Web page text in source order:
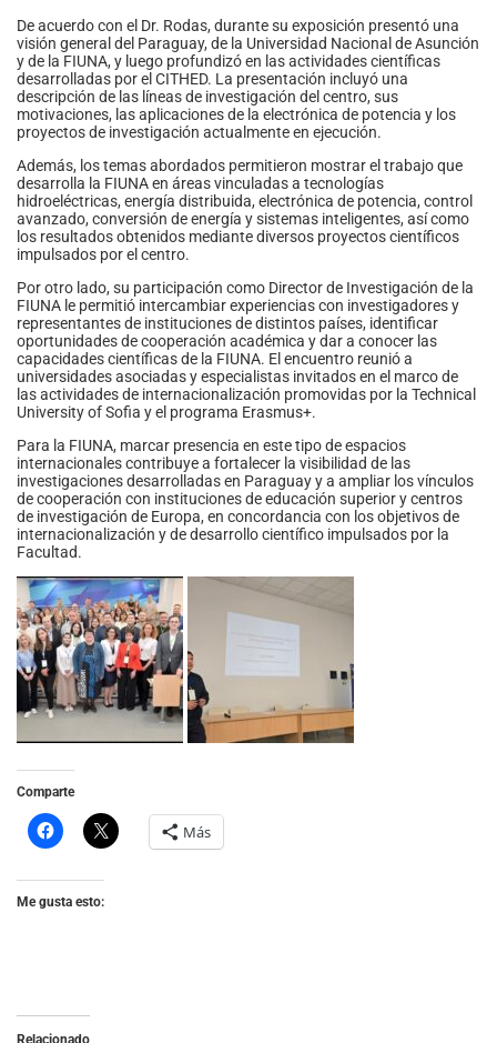
De acuerdo con el Dr. Rodas, durante su exposición presentó una
visión general del Paraguay, de la Universidad Nacional de Asunción
y de la FIUNA, y luego profundizó en las actividades científicas
desarrolladas por el CITHED. La presentación incluyó una
descripción de las líneas de investigación del centro, sus
motivaciones, las aplicaciones de la electrónica de potencia y los
proyectos de investigación actualmente en ejecución.
Además, los temas abordados permitieron mostrar el trabajo que
desarrolla la FIUNA en áreas vinculadas a tecnologías
hidroeléctricas, energía distribuida, electrónica de potencia, control
avanzado, conversión de energía y sistemas inteligentes, así como
los resultados obtenidos mediante diversos proyectos científicos
impulsados por el centro.
Por otro lado, su participación como Director de Investigación de la
FIUNA le permitió intercambiar experiencias con investigadores y
representantes de instituciones de distintos países, identificar
oportunidades de cooperación académica y dar a conocer las
capacidades científicas de la FIUNA. El encuentro reunió a
universidades asociadas y especialistas invitados en el marco de
las actividades de internacionalización promovidas por la Technical
University of Sofia y el programa Erasmus+.
Para la FIUNA, marcar presencia en este tipo de espacios
internacionales contribuye a fortalecer la visibilidad de las
investigaciones desarrolladas en Paraguay y a ampliar los vínculos
de cooperación con instituciones de educación superior y centros
de investigación de Europa, en concordancia con los objetivos de
internacionalización y de desarrollo científico impulsados por la
Facultad.
Comparte
Más
Me gusta esto: